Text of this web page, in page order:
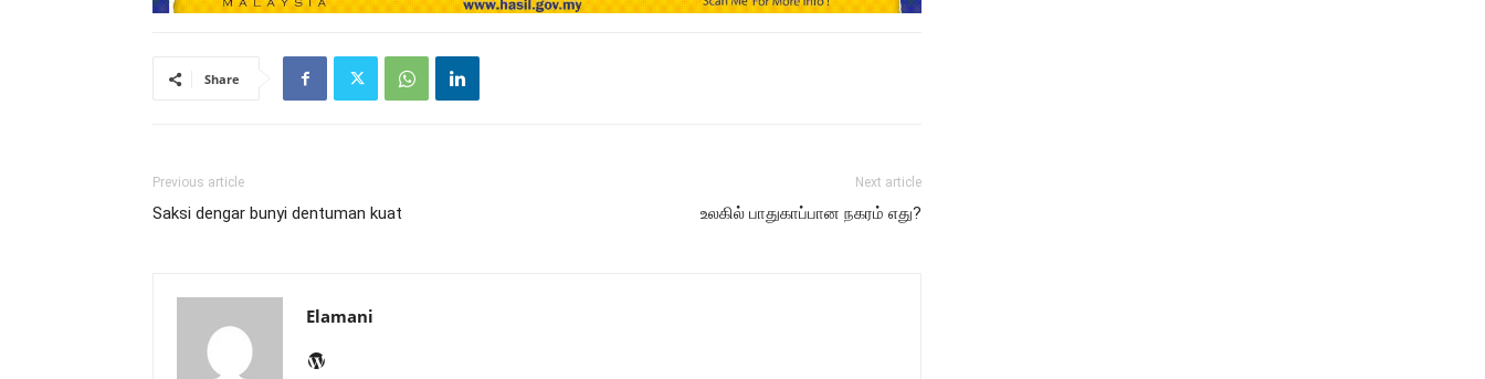
Share
Previous article
Saksi dengar bunyi dentuman kuat
Next article
உலகில் பாதுகாப்பான நகரம் எது?
Elamani